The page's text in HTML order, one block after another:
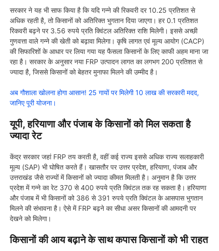
सरकार ने यह भी साफ किया है कि यदि गन्ने की रिकवरी दर 10.25 प्रतिशत से
अधिक रहती है, तो किसानों को अतिरिक्त भुगतान दिया जाएगा। हर 0.1 प्रतिशत
रिकवरी बढ़ने पर 3.56 रुपये प्रति क्विंटल अतिरिक्त राशि मिलेगी। इससे अच्छी
गुणवत्ता वाले गन्ने की खेती को बढ़ावा मिलेगा। कृषि लागत एवं मूल्य आयोग (CACP)
की सिफारिशों के आधार पर लिया गया यह फैसला किसानों के लिए काफी अहम माना जा
रहा है। सरकार के अनुसार नया FRP उत्पादन लागत का लगभग 200 प्रतिशत से
ज्यादा है, जिससे किसानों को बेहतर मुनाफा मिलने की उम्मीद है।
अब गौशाला खोलना होगा आसान! 25 गायों पर मिलेगी 10 लाख की सरकारी मदद,
जानिए पूरी योजना।
यूपी, हरियाणा और पंजाब के किसानों को मिल सकता है
ज्यादा रेट
केंद्र सरकार जहां FRP तय करती है, वहीं कई राज्य इससे अधिक राज्य सलाहकारी
मूल्य (SAP) भी घोषित करते हैं। खासतौर पर उत्तर प्रदेश, हरियाणा, पंजाब और
उत्तराखंड जैसे राज्यों में किसानों को ज्यादा कीमत मिलती है। अनुमान है कि उत्तर
प्रदेश में गन्ने का रेट 370 से 400 रुपये प्रति क्विंटल तक रह सकता है। हरियाणा
और पंजाब में भी किसानों को 386 से 391 रुपये प्रति क्विंटल के आसपास भुगतान
मिलने की संभावना है। ऐसे में FRP बढ़ने का सीधा असर किसानों की आमदनी पर
देखने को मिलेगा।
किसानों की आय बढ़ाने के साथ कपास किसानों को भी राहत